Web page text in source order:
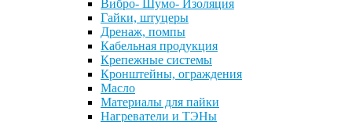
Вибро- Шумо- Изоляция
Гайки, штуцеры
Дренаж, помпы
Кабельная продукция
Крепежные системы
Кронштейны, ограждения
Масло
Материалы для пайки
Нагреватели и ТЭНы